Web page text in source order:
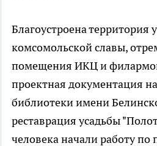
Благоустроена территория
комсомольской славы,
помещения ИКЦ и
проектная документация
библиотеки имени
реставрация усадьбы
человека начали работу